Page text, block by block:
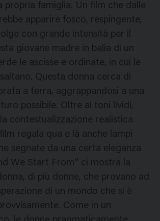
propria famiglia. Un film che dalle
apparire fosco, respingente,
con grande intensità per il
giovane madre in balia di un
le ascisse e ordinate, in cui le
Questa donna cerca di
a terra, aggrappandosi a una
possibile. Oltre ai toni lividi,
contestualizzazione realistica
regala qua e là anche lampi
segnate da una certa eleganza
We Start From” ci mostra la
di più donne, che provano ad
di un mondo che si è
Come in un